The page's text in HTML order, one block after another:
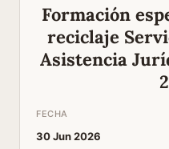
Formación
reciclaje
Asistencia
FECHA
30 Jun 2026